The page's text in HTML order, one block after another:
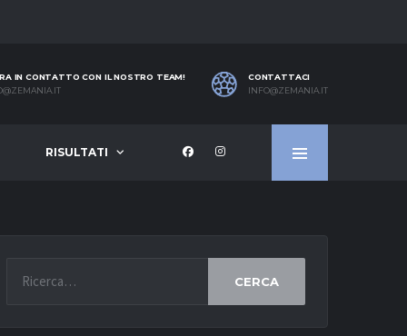
IN CONTATTO CON IL NOSTRO TEAM!
CONTATTACI
INFO@ZEMANIA.IT
RISULTATI
CERCA